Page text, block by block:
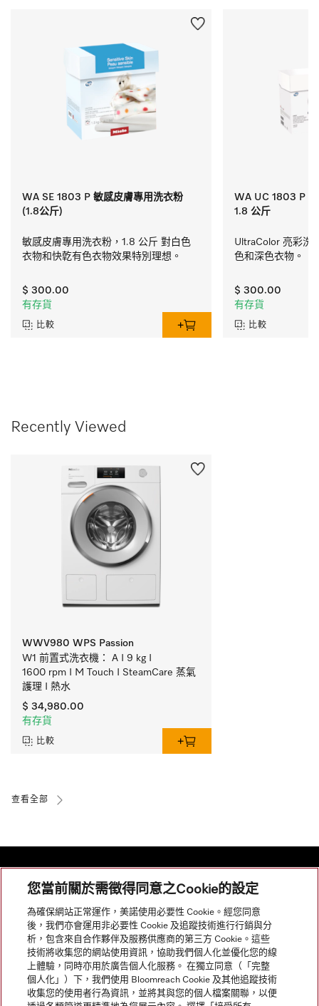
WA SE 1803 P 敏感皮膚專用洗衣粉
(1.8公斤)
敏感皮膚專用洗衣粉，1.8 公斤 對白色
衣物和快亁有色衣物效果特別理想。
$ 300.00
有存貨
比較
WA UC 1803 P
1.8 公斤
UltraColor 亮彩洗
色和深色衣物。
$ 300.00
有存貨
比較
Recently Viewed
WWV980 WPS Passion
W1 前置式洗衣機： A I 9 kg I
1600 rpm I M Touch I SteamCare 蒸氣
護理 I 熱水
$ 34,980.00
有存貨
比較
查看全部
網站導航
服務
您當前關於需徵得同意之Cookie的設定
為確保網站正常運作，美諾使用必要性 Cookie。經您同意
後，我們亦會運用非必要性 Cookie 及追蹤技術進行行銷與分
析，包含來自合作夥伴及服務供應商的第三方 Cookie。這些
技術將收集您的網站使用資訊，協助我們個人化並優化您的線
上體驗，同時亦用於廣告個人化服務。 在獨立同意（「完整
個人化」）下，我們使用 Bloomreach Cookie 及其他追蹤技術
收集您的使用者行為資訊，並將其與您的個人檔案關聯，以便